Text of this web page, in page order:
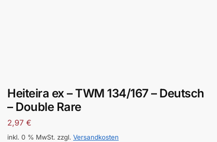
Heiteira ex – TWM 134/167 – Deutsch
– Double Rare
2,97 €
inkl. 0 % MwSt. zzgl. Versandkosten